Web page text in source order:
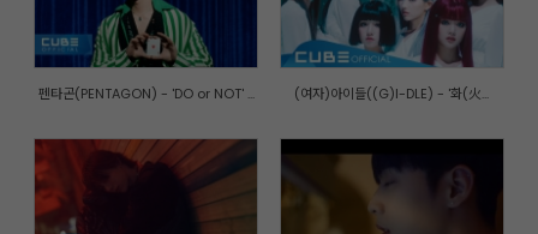
펜타곤(PENTAGON) - 'DO or NOT' ... (여자)아이들((G)I-DLE) - '화(火...